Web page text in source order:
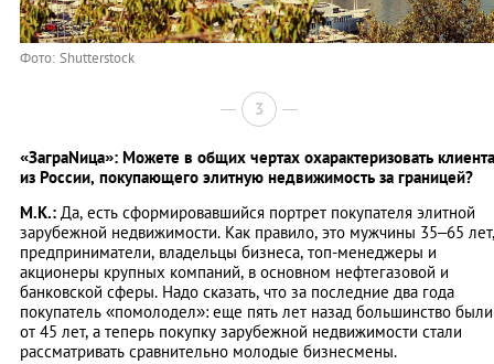
Фото: Shutterstock
3
«ЗаграNица»: Можете в общих чертах охарактеризовать клиента
из России, покупающего элитную недвижимость за границей?
М.К.: Да, есть сформировавшийся портрет покупателя элитной
зарубежной недвижимости. Как правило, это мужчины 35–65 лет,
предприниматели, владельцы бизнеса, топ-менеджеры и
акционеры крупных компаний, в основном нефтегазовой и
банковской сферы. Надо сказать, что за последние два года
покупатель «помолодел»: еще пять лет назад большинство были
от 45 лет, а теперь покупку зарубежной недвижимости стали
рассматривать сравнительно молодые бизнесмены.